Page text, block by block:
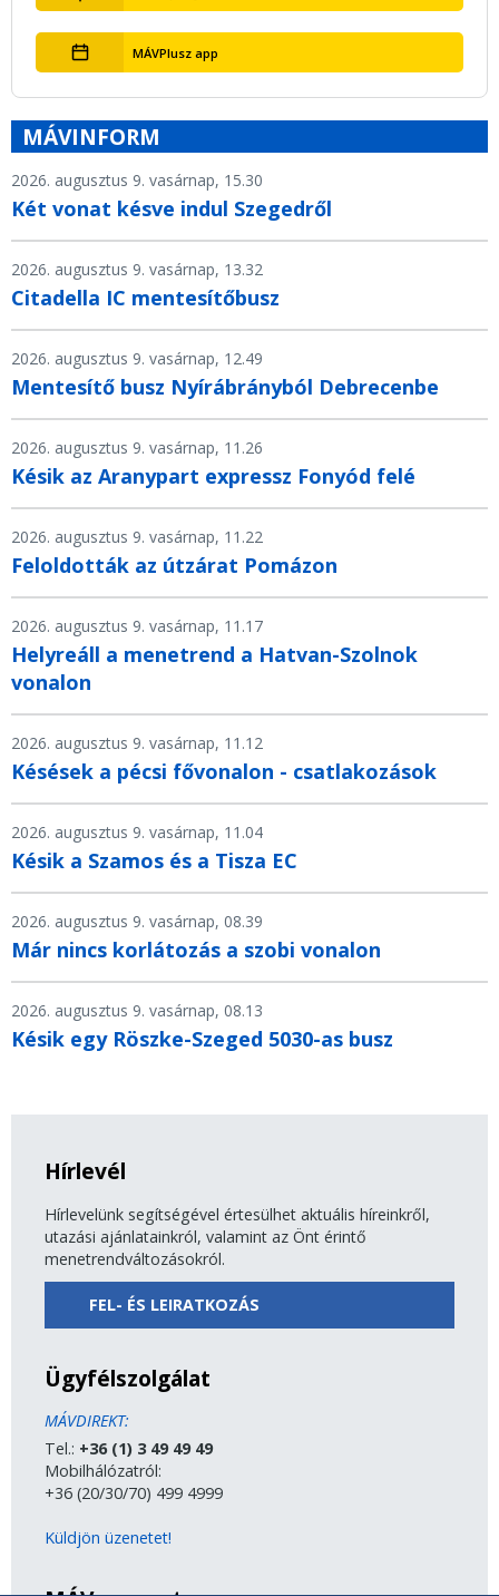
MÁVPlusz app
MÁVINFORM
2026. augusztus 9. vasárnap, 15.30
Két vonat késve indul Szegedről
2026. augusztus 9. vasárnap, 13.32
Citadella IC mentesítőbusz
2026. augusztus 9. vasárnap, 12.49
Mentesítő busz Nyírábrányból Debrecenbe
2026. augusztus 9. vasárnap, 11.26
Késik az Aranypart expressz Fonyód felé
2026. augusztus 9. vasárnap, 11.22
Feloldották az útzárat Pomázon
2026. augusztus 9. vasárnap, 11.17
Helyreáll a menetrend a Hatvan-Szolnok
vonalon
2026. augusztus 9. vasárnap, 11.12
Késések a pécsi fővonalon - csatlakozások
2026. augusztus 9. vasárnap, 11.04
Késik a Szamos és a Tisza EC
2026. augusztus 9. vasárnap, 08.39
Már nincs korlátozás a szobi vonalon
2026. augusztus 9. vasárnap, 08.13
Késik egy Röszke-Szeged 5030-as busz
Hírlevél
Hírlevelünk segítségével értesülhet aktuális híreinkről,
utazási ajánlatainkról, valamint az Önt érintő
menetrendváltozásokról.
FEL- ÉS LEIRATKOZÁS
Ügyfélszolgálat
MÁVDIREKT:
Tel.: +36 (1) 3 49 49 49
Mobilhálózatról:
+36 (20/30/70) 499 4999
Küldjön üzenetet!